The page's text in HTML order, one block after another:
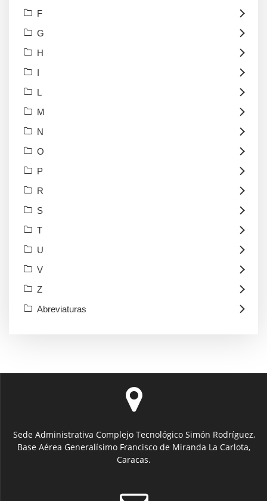
F
G
H
I
L
M
N
O
P
R
S
T
U
V
Z
Abreviaturas
Sede Administrativa Complejo Tecnológico Simón Rodríguez,
Base Aérea Generalísimo Francisco de Miranda La Carlota,
Caracas.